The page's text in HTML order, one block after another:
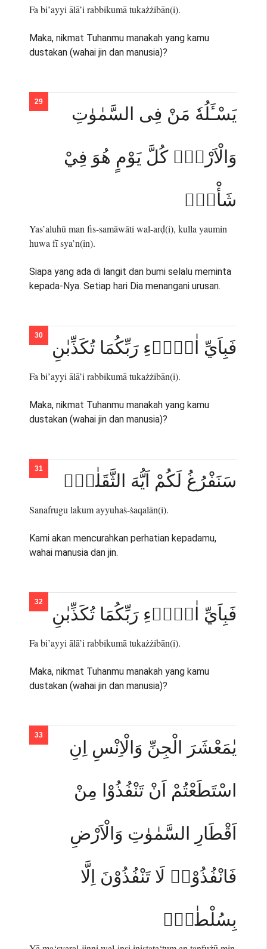
Fa bi’ayyi ālā’i rabbikumā tukażżibān(i).
Maka, nikmat Tuhanmu manakah yang kamu
dustakan (wahai jin dan manusia)?
يَسْـَٔلُهٗ مَنْ فِى السَّمٰوٰتِ
وَالْاَرْضِۗ كُلَّ يَوْمٍ هُوَ فِيْ
شَأْنٍۚ
Yas’aluhū man fis-samāwāti wal-arḍ(i), kulla yaumin
huwa fī sya’n(in).
Siapa yang ada di langit dan bumi selalu meminta
kepada-Nya. Setiap hari Dia menangani urusan.
فَبِاَيِّ اٰلَاۤءِ رَبِّكُمَا تُكَذِّبٰنِ
Fa bi’ayyi ālā’i rabbikumā tukażżibān(i).
Maka, nikmat Tuhanmu manakah yang kamu
dustakan (wahai jin dan manusia)?
سَنَفْرُغُ لَكُمْ اَيُّهَ الثَّقَلٰنِۚ
Sanafrugu lakum ayyuhaṡ-ṡaqalān(i).
Kami akan mencurahkan perhatian kepadamu,
wahai manusia dan jin.
فَبِاَيِّ اٰلَاۤءِ رَبِّكُمَا تُكَذِّبٰنِ
Fa bi’ayyi ālā’i rabbikumā tukażżibān(i).
Maka, nikmat Tuhanmu manakah yang kamu
dustakan (wahai jin dan manusia)?
يٰمَعْشَرَ الْجِنِّ وَالْاِنْسِ اِنِ
اسْتَطَعْتُمْ اَنْ تَنْفُذُوْا مِنْ
اَقْطَارِ السَّمٰوٰتِ وَالْاَرْضِ
فَانْفُذُوْاۗ لَا تَنْفُذُوْنَ اِلَّا
بِسُلْطٰنٍۚ